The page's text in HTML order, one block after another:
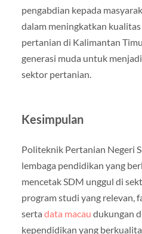
pengabdian kepada
dalam meningkatkan
pertanian di Kalimantan
generasi muda untuk
sektor pertanian.
Kesimpulan
Politeknik Pertanian Negeri
lembaga pendidikan yang
mencetak SDM unggul di
program studi yang relevan,
serta data macau dukungan
kependidikan yang